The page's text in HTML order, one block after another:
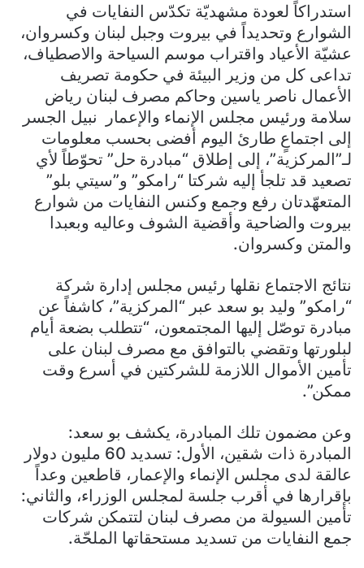
استدراكاً لعودة مشهديّة تكدّس النفايات في
الشوارع وتحديداً في بيروت وجبل لبنان وكسروان،
عشيّة الأعياد واقتراب موسم السياحة والاصطياف،
تداعى كل من وزير البيئة في حكومة تصريف
الأعمال ناصر ياسين وحاكم مصرف لبنان رياض
سلامة ورئيس مجلس الإنماء والإعمار نبيل الجسر
إلى اجتماعٍ طارئ اليوم أفضى بحسب معلومات
لـ”المركزية”، إلى إطلاق “مبادرة حل” تحوّطاً لأي
تصعيد قد تلجأ إليه شركتا “رامكو” و”سيتي بلو”
المتعهّدتان رفع وجمع وكنس النفايات من شوارع
بيروت والضاحية وأقضية الشوف وعاليه وبعبدا
والمتن وكسروان.
نتائج الاجتماع نقلها رئيس مجلس إدارة شركة
“رامكو” وليد بو سعد عبر “المركزية”، كاشفاً عن
مبادرة توصّل إليها المجتمعون، “تتطلب بضعة أيام
لبلورتها وتقضي بالتوافق مع مصرف لبنان على
تأمين الأموال اللازمة للشركتين في أسرع وقت
ممكن”.
وعن مضمون تلك المبادرة، يكشف بو سعد:
المبادرة ذات شقين، الأول: تسديد 60 مليون دولار
عالقة لدى مجلس الإنماء والإعمار، قاطعين وعداً
بإقرارها في أقرب جلسة لمجلس الوزراء، والثاني:
تأمين السيولة من مصرف لبنان لتتمكن شركات
جمع النفايات من تسديد مستحقاتها الملحّة.